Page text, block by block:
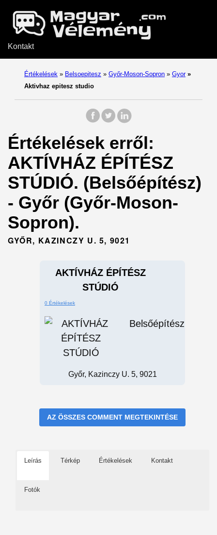
Kontakt
Értékelések » Belsoepitesz » Győr-Moson-Sopron » Gyor »
Aktivhaz epitesz studio
Értékelések erről:
AKTÍVHÁZ ÉPÍTÉSZ
STÚDIÓ. (Belsőépítész)
- Győr (Győr-Moson-
Sopron).
GYŐR, KAZINCZY U. 5, 9021
AKTÍVHÁZ ÉPÍTÉSZ
STÚDIÓ
0 Értékelések
Belsőépítész
Győr, Kazinczy U. 5, 9021
AZ ÖSSZES COMMENT MEGTEKINTÉSE
Leírás Térkép Értékelések Kontakt
Fotók